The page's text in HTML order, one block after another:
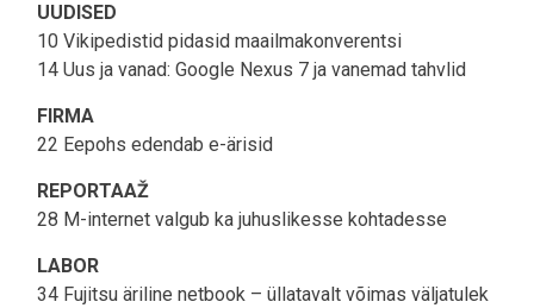
UUDISED
10 Vikipedistid pidasid maailmakonverentsi
14 Uus ja vanad: Google Nexus 7 ja vanemad tahvlid
FIRMA
22 Eepohs edendab e-ärisid
REPORTAAŽ
28 M-internet valgub ka juhuslikesse kohtadesse
LABOR
34 Fujitsu äriline netbook – üllatavalt võimas väljatulek